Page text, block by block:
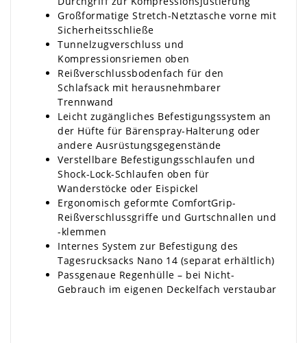
Großformatige Stretch-Netztasche vorne mit
Sicherheitsschließe
Tunnelzugverschluss und
Kompressionsriemen oben
Reißverschlussbodenfach für den
Schlafsack mit herausnehmbarer
Trennwand
Leicht zugängliches Befestigungssystem an
der Hüfte für Bärenspray-Halterung oder
andere Ausrüstungsgegenstände
Verstellbare Befestigungsschlaufen und
Shock-Lock-Schlaufen oben für
Wanderstöcke oder Eispickel
Ergonomisch geformte ComfortGrip-
Reißverschlussgriffe und Gurtschnallen und
-klemmen
Internes System zur Befestigung des
Tagesrucksacks Nano 14 (separat erhältlich)
Passgenaue Regenhülle – bei Nicht-
Gebrauch im eigenen Deckelfach verstaubar